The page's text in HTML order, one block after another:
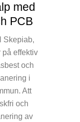
med
PCB
Skepiab,
på effektiv
och
i
Att
och
av